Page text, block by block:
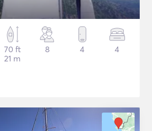
70 ft
21 m
8 4 4